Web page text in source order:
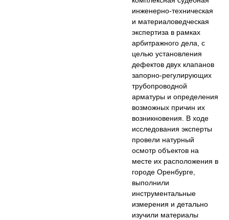
инженерно-техническая
и материаловедческая
экспертиза в рамках
арбитражного дела, с
целью установления
дефектов двух клапанов
запорно-регулирующих
трубопроводной
арматуры и определения
возможных причин их
возникновения. В ходе
исследования эксперты
провели натурный
осмотр объектов на
месте их расположения в
городе Оренбурге,
выполнили
инструментальные
измерения и детально
изучили материалы